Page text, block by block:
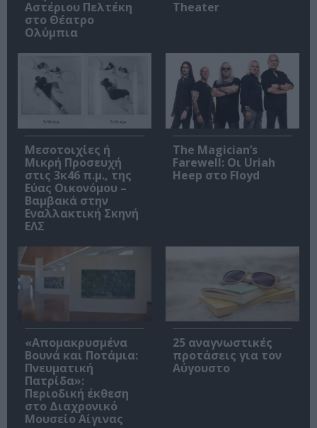
Αστέριου Πελτέκη
στο Θέατρο
Ολύμπια
Theater
Μεσοτοιχίες ή
Μικρή Προσευχή
στις 3κ46 π.μ., της
Εύας Οικονόμου –
Βαμβακά στην
Εναλλακτική Σκηνή
ΕΛΣ
The Magician’s
Farewell: Οι Uriah
Heep στο Floyd
«Απομακρυσμένα
Βουνά και Ποτάμια:
Πνευματική
Πατρίδα»:
Περιοδική έκθεση
στο Διαχρονικό
Μουσείο Αίγινας
25 αναγνωστικές
προτάσεις για τον
Αύγουστο